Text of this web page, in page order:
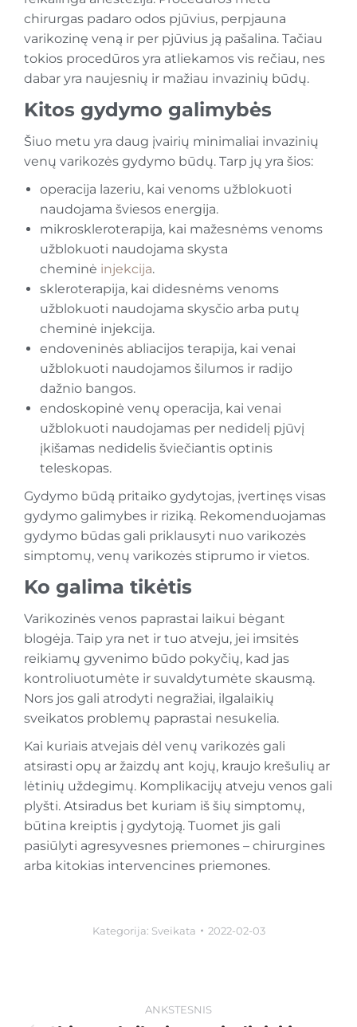
chirurgas padaro odos pjūvius, perpjauna
varikozinę veną ir per pjūvius ją pašalina. Tačiau
tokios procedūros yra atliekamos vis rečiau, nes
dabar yra naujesnių ir mažiau invazinių būdų.
Kitos gydymo galimybės
Šiuo metu yra daug įvairių minimaliai invazinių
venų varikozės gydymo būdų. Tarp jų yra šios:
operacija lazeriu, kai venoms užblokuoti
naudojama šviesos energija.
mikroskleroterapija, kai mažesnėms venoms
užblokuoti naudojama skysta
cheminė injekcija.
skleroterapija, kai didesnėms venoms
užblokuoti naudojama skysčio arba putų
cheminė injekcija.
endoveninės abliacijos terapija, kai venai
užblokuoti naudojamos šilumos ir radijo
dažnio bangos.
endoskopinė venų operacija, kai venai
užblokuoti naudojamas per nedidelį pjūvį
įkišamas nedidelis šviečiantis optinis
teleskopas.
Gydymo būdą pritaiko gydytojas, įvertinęs visas
gydymo galimybes ir riziką. Rekomenduojamas
gydymo būdas gali priklausyti nuo varikozės
simptomų, venų varikozės stiprumo ir vietos.
Ko galima tikėtis
Varikozinės venos paprastai laikui bėgant
blogėja. Taip yra net ir tuo atveju, jei imsitės
reikiamų gyvenimo būdo pokyčių, kad jas
kontroliuotumėte ir suvaldytumėte skausmą.
Nors jos gali atrodyti negražiai, ilgalaikių
sveikatos problemų paprastai nesukelia.
Kai kuriais atvejais dėl venų varikozės gali
atsirasti opų ar žaizdų ant kojų, kraujo krešulių ar
lėtinių uždegimų. Komplikacijų atveju venos gali
plyšti. Atsiradus bet kuriam iš šių simptomų,
būtina kreiptis į gydytoją. Tuomet jis gali
pasiūlyti agresyvesnes priemones – chirurgines
arba kitokias intervencines priemones.
Kategorija: Sveikata 2022-02-03
ANKSTESNIS